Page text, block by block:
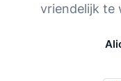
vriendelijk te